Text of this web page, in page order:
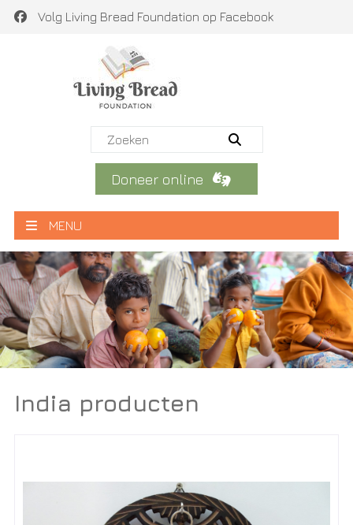
Volg Living Bread Foundation op Facebook
Doneer online
MENU
India producten